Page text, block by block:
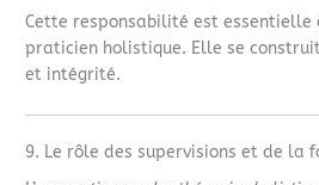
Cette responsabilité est essentielle
praticien holistique. Elle se
et intégrité.
9. Le rôle des supervisions et de la